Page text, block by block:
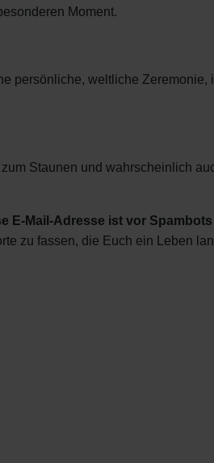
Moment.
persönliche, weltliche
Staunen und wahrscheinlich
E-Mail-Adresse ist vor
zu fassen, die Euch ein Leben